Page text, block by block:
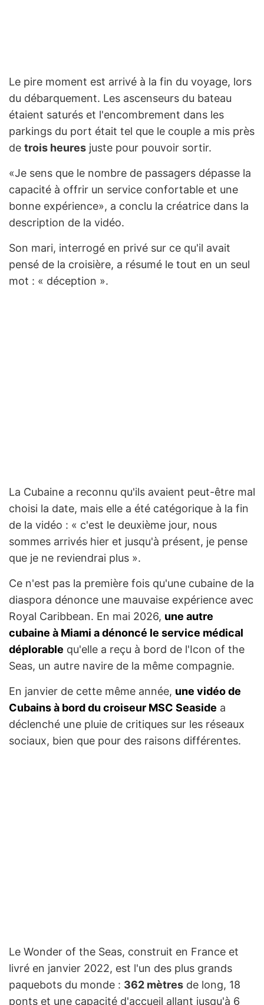
Le pire moment est arrivé à la fin du voyage, lors
du débarquement. Les ascenseurs du bateau
étaient saturés et l'encombrement dans les
parkings du port était tel que le couple a mis près
de trois heures juste pour pouvoir sortir.
«Je sens que le nombre de passagers dépasse la
capacité à offrir un service confortable et une
bonne expérience», a conclu la créatrice dans la
description de la vidéo.
Son mari, interrogé en privé sur ce qu'il avait
pensé de la croisière, a résumé le tout en un seul
mot : « déception ».
La Cubaine a reconnu qu'ils avaient peut-être mal
choisi la date, mais elle a été catégorique à la fin
de la vidéo : « c'est le deuxième jour, nous
sommes arrivés hier et jusqu'à présent, je pense
que je ne reviendrai plus ».
Ce n'est pas la première fois qu'une cubaine de la
diaspora dénonce une mauvaise expérience avec
Royal Caribbean. En mai 2026, une autre
cubaine à Miami a dénoncé le service médical
déplorable qu'elle a reçu à bord de l'Icon of the
Seas, un autre navire de la même compagnie.
En janvier de cette même année, une vidéo de
Cubains à bord du croiseur MSC Seaside a
déclenché une pluie de critiques sur les réseaux
sociaux, bien que pour des raisons différentes.
Le Wonder of the Seas, construit en France et
livré en janvier 2022, est l'un des plus grands
paquebots du monde : 362 mètres de long, 18
ponts et une capacité d'accueil allant jusqu'à 6